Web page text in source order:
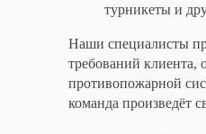
турникеты и
Наши специалисты
требований клиента,
противопожарной
команда произведёт